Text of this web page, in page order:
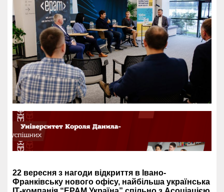
22 вересня з нагоди відкриття в Івано-
Франківську нового офісу, найбільша українська